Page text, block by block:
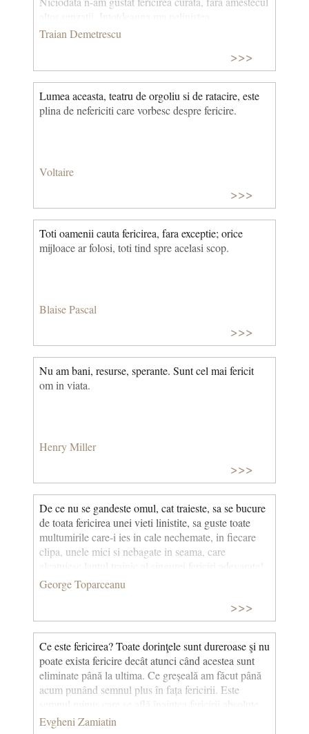
altor senzatii. Intotdeauna ma nelinistea
presentimentul ca dupa sfarsitul unei fericiri urmeaza
Traian Demetrescu
>>>
Lumea aceasta, teatru de orgoliu si de ratacire, este
plina de nefericiti care vorbesc despre fericire.
Voltaire
>>>
Toti oamenii cauta fericirea, fara exceptie; orice
mijloace ar folosi, toti tind spre acelasi scop.
Blaise Pascal
>>>
Nu am bani, resurse, sperante. Sunt cel mai fericit
om in viata.
Henry Miller
>>>
De ce nu se gandeste omul, cat traieste, sa se bucure
de toata fericirea unei vieti linistite, sa guste toate
multumirile care-i ies in cale nechemate, in fiecare
clipa, unele mici si nebagate in seama, care
Numai cand esti insetat, fie­care picatura de apa face
mai mult decat un diamant.
George Toparceanu
>>>
Ce este fericirea? Toate dorinţele sunt dureroase şi nu
poate exista fericire decât atunci când acestea sunt
eliminate până la ultima. Ce greșeală am făcut până
acum punând semnul plus în fața fericirii. Este
semnul minus care se află înaintea fericirii absolute,
divinul semn minus. (Noi) © CCC
Evgheni Zamiatin